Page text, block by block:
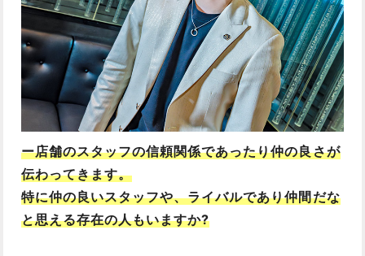
ー店舗のスタッフの信頼関係であったり仲の良さが
伝わってきます。
特に仲の良いスタッフや、ライバルであり仲間だな
と思える存在の人もいますか?